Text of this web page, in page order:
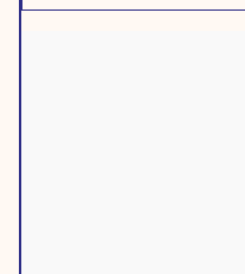
déficit budgétaire